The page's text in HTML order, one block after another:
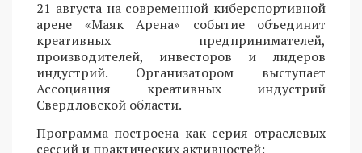
21 августа на современной киберспортивной
арене «Маяк Арена» событие объединит
креативных предпринимателей,
производителей, инвесторов и лидеров
индустрий. Организатором выступает
Ассоциация креативных индустрий
Свердловской области.
Программа построена как серия отраслевых
сессий и практических активностей: